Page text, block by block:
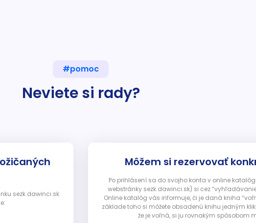
#pomoc
Neviete si rady?
sezk.dawinci.sk
Môžem si rezervovať
Po prihlásení sa do svojho konta v online
webstránky sezk.dawinci.sk) si cez
Online katalóg vás informuje, či je daná kniha
základe toho si môžete obsadenú knihu jedným
že je voľná, si ju rovnakým spôsobom